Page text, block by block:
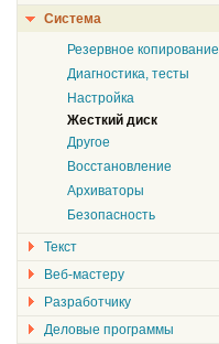
Система
Резервное копирование
Диагностика, тесты
Настройка
Жесткий диск
Другое
Восстановление
Архиваторы
Безопасность
Текст
Веб-мастеру
Разработчику
Деловые программы